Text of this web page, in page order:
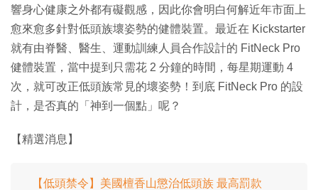
響身心健康之外都有礙觀感，因此你會明白何解近年市面上
愈來愈多針對低頭族壞姿勢的健體裝置。最近在 Kickstarter
就有由脊醫、醫生、運動訓練人員合作設計的 FitNeck Pro
健體裝置，當中提到只需花 2 分鐘的時間，每星期運動 4
次，就可改正低頭族常見的壞姿勢！到底 FitNeck Pro 的設
計，是否真的「神到一個點」呢？
【精選消息】
【低頭禁令】美國檀香山懲治低頭族 最高罰款